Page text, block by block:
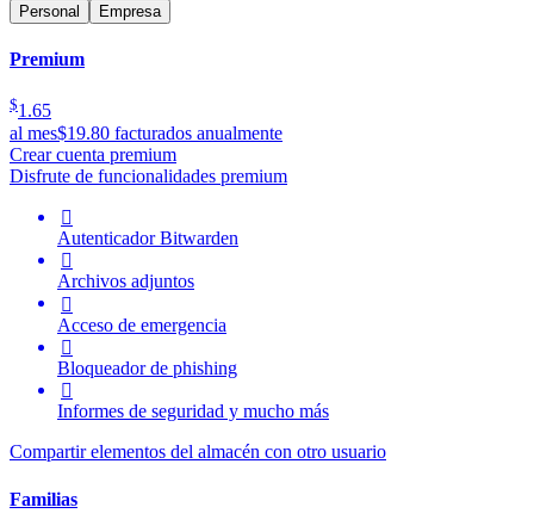
Personal Empresa
Premium
$1.65
al mes$19.80 facturados anualmente
Crear cuenta premium
Disfrute de funcionalidades premium

Autenticador Bitwarden

Archivos adjuntos

Acceso de emergencia

Bloqueador de phishing

Informes de seguridad y mucho más
Compartir elementos del almacén con otro usuario
Familias